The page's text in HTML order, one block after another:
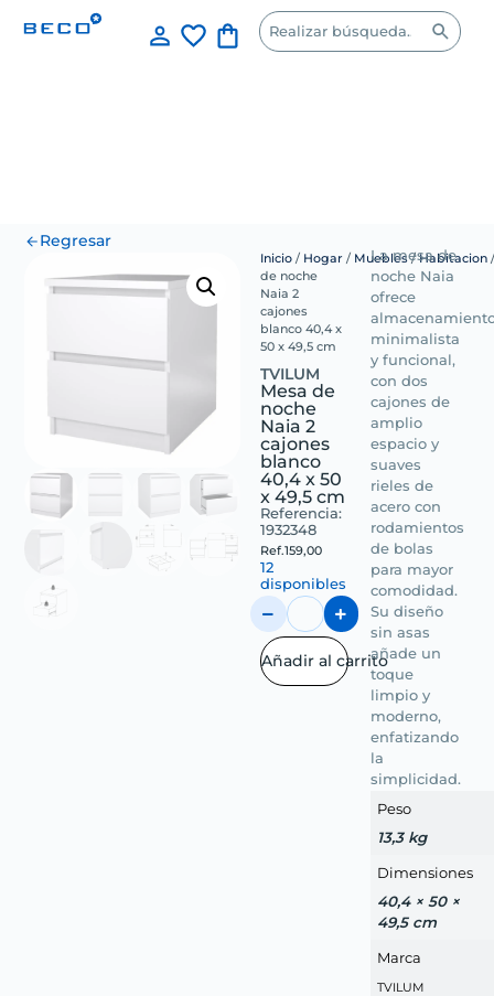
Regresar
Inicio / Hogar / Muebles/Habitacion
de noche
Naia 2
cajones
blanco 40,4 x
50 x 49,5 cm
TVILUM
Mesa de
noche
Naia 2
cajones
blanco
40,4 x 50
x 49,5 cm
Referencia:
1932348
Ref.159,00
12
disponibles
Añadir al carrito
La mesa de
noche Naia
ofrece
minimalista
y funcional,
con dos
cajones de
amplio
espacio y
suaves
rieles de
acero con
rodamientos
de bolas
para mayor
comodidad.
Su diseño
sin asas
añade un
toque
limpio y
moderno,
enfatizando
la
simplicidad.
Peso
13,3 kg
Dimensiones
40,4 × 50 ×
49,5 cm
Marca
TVILUM